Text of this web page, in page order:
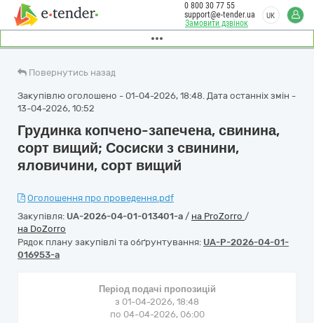
Замовити дзвінок
0 800 30 77 55
support@e-tender.ua
UK
Повернутись назад
Закупівлю оголошено - 01-04-2026, 18:48. Дата останніх змін -
13-04-2026, 10:52
Грудинка копчено-запечена, свинина,
сорт вищий; Сосиски з свинини,
яловичини, сорт вищий
Оголошення про проведення.pdf
Закупівля: UA-2026-04-01-013401-a / на ProZorro /
на DoZorro
Рядок плану закупівлі та обґрунтування: UA-P-2026-04-01-
016953-a
Період подачі пропозицій
з 01-04-2026, 18:48
по 04-04-2026, 06:00